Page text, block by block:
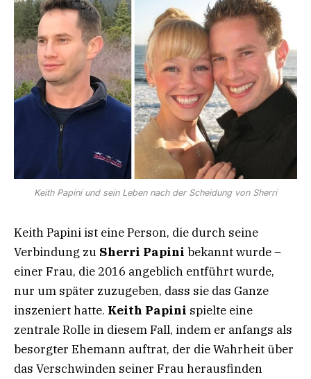
Keith Papini und sein Leben nach der Scheidung von Sherri
Keith Papini ist eine Person, die durch seine
Verbindung zu Sherri Papini bekannt wurde –
einer Frau, die 2016 angeblich entführt wurde,
nur um später zuzugeben, dass sie das Ganze
inszeniert hatte. Keith Papini spielte eine
zentrale Rolle in diesem Fall, indem er anfangs als
besorgter Ehemann auftrat, der die Wahrheit über
das Verschwinden seiner Frau herausfinden